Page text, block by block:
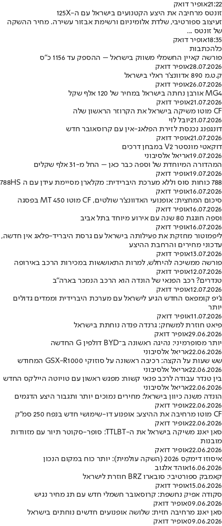
21:22אופיר דואק
זונטס מרחיבה את היצע הקטנועים בישראל עם ה-125X
זעיצוב ספורטיבי, שלדת אלומיניום ורשימת אבזור עשירה. מחיר ההשקה
של זונטס ...
18:35אופיר דואק
כלהכתבות
פורשה קאיין החשמלי משווק בישראל – ההספק עד 1156 כ”ס
28.07.2026אופיר דואק
ק.ט.מ 890 אדוונצ’ר ראלי בישראל
26.07.2026אופיר דואק
MG4 אורבן נחתה בישראל במחיר של 120 אלף שקל
21.07.2026אופיר דואק
CF מוטו משיקה בישראל את הקרוזר הראשון שלה
21.07.2026יובל לוי
דונגפנג נכנסת לזירת הפלאג-אין עם קרוסאובר חדש
21.07.2026אופיר דואק
דוקאטי מונסטר V2 במבחן דרכים
19.07.2026אריאל אלסיבוני
המהדורה המיוחדת של וספה כבר כאן – החל מ-31 אלף שקלים
19.07.2026אופיר דואק
788 כוחות סוס וללא מערכת היברידית: מקלארן מסיימת עידן עם ה 788HS
16.07.2026אופיר דואק
סיכום המחצית: אופנועי האדוונצ’ר שולטים, CF מוטו 450 MT בפסגה
16.07.2026אופיר דואק
וספה חוגגת 80 שנה עם אירוע מיוחד בתל אביב
16.07.2026אופיר דואק
ליפמוטור מחזקת את פעילותה בישראל עם גרסת היבריד-פלאג אין חדשה,
עדכוני מחירים והרחבת ההיצע
13.07.2026אופיר דואק
פורשה ממשיכה להיחלש, למרות התאוששות במכירות הרכב באירופה
12.07.2026אופיר דואק
טנדרים? רכב הפנאי של הונדה הוא הרכב הנמכר בארה”ב
12.07.2026אופיר דואק
ג’יפ קומפאס החדש הגיע לישראל עם מערכת היברידית וממדים גדולים
יותר
11.07.2026אופיר דואק
פיאט חוזרת למשחק: גרנדה פנדה נוחתת בישראל
29.06.2026אופיר דואק
יותר מסופרמיני: נהיגה ראשונה ב־BYD דולפין G החדשה
22.06.2026אריאל אלסיבוני
שש שעות על הקצה: רכיבה ראשונה על סוזוקי GSX-R1000 המחודש
22.06.2026אריאל אלסיבוני
בין טנדר עבודה לרכב פנאי קשוח: מפגש ראשון עם טויוטה היילקס החדש
22.06.2026אריאל אלסיבוני
הונדה משנה כיוון בישראל: מחירים נמוכים יותר ותגבור היצע הדגמים
22.06.2026אופיר דואק
CF מוטו מרחיבה את ההיצע: אופנוע דו-שימושי חדש בנפח 250 סמ”ק
22.06.2026אופיר דואק
סאן יאנג משיקה בישראל את ה-TTLBT: סופר-סקוטר תיור עם מזוודות
מובנות
22.06.2026אופיר דואק
איסוזו דימקס 2026 (השקה עולמית): יותר כוח במקום הנכון
16.06.2026אוהד אלגוב
קאמבק ספורטיבי: סובארו BRZ חוזרת לישראל
15.06.2026אופיר דואק
סקודה אפיק נחשפת: קרוסאובר חשמלי חדש עם תג מחיר נגיש
09.06.2026אופיר דואק
סאן יאנג מרחיבה חזית: שלושה אופנועים חדשים נוחתים בישראל
09.06.2026אופיר דואק